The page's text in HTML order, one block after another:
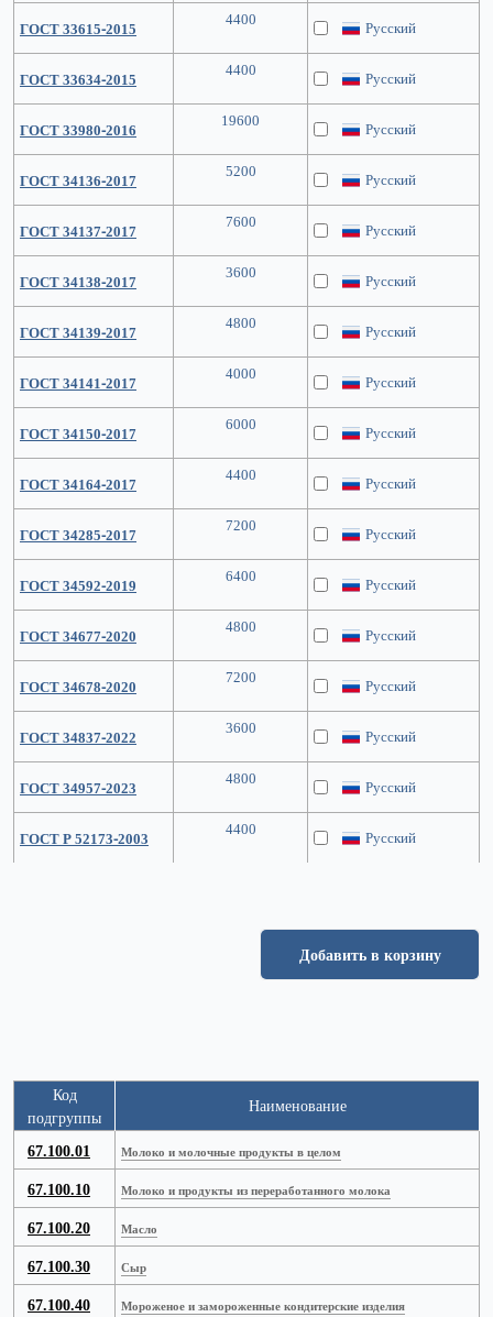
ГОСТ 33615-2015 4400 Русский
ГОСТ 33634-2015 4400 Русский
ГОСТ 33980-2016 19600 Русский
ГОСТ 34136-2017 5200 Русский
ГОСТ 34137-2017 7600 Русский
ГОСТ 34138-2017 3600 Русский
ГОСТ 34139-2017 4800 Русский
ГОСТ 34141-2017 4000 Русский
ГОСТ 34150-2017 6000 Русский
ГОСТ 34164-2017 4400 Русский
ГОСТ 34285-2017 7200 Русский
ГОСТ 34592-2019 6400 Русский
ГОСТ 34677-2020 4800 Русский
ГОСТ 34678-2020 7200 Русский
ГОСТ 34837-2022 3600 Русский
ГОСТ 34957-2023 4800 Русский
ГОСТ Р 52173-2003 4400 Русский
Добавить в корзину
Код
подгруппы
Наименование
67.100.01 Молоко и молочные продукты в целом
67.100.10 Молоко и продукты из переработанного молока
67.100.20 Масло
67.100.30 Сыр
67.100.40 Мороженое и замороженные кондитерские изделия